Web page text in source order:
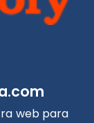
web para